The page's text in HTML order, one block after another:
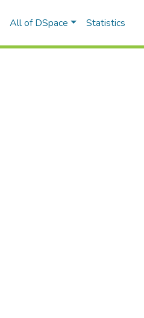
All of DSpace Statistics